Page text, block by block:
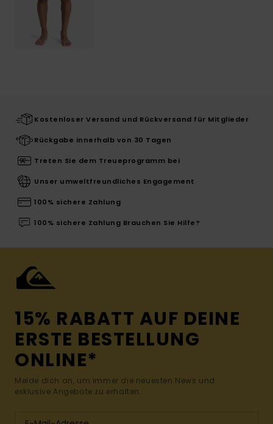
Kostenloser Versand und Rückversand für Mitglieder
Rückgabe innerhalb von 30 Tagen
Treten Sie dem Treueprogramm bei
Unser umweltfreundliches Engagement
100% sichere Zahlung
100% sichere Zahlung Brauchen Sie Hilfe?
15% RABATT AUF DEINE
ERSTE BESTELLUNG
ONLINE*
Melde dich an, um immer die neuesten News und
exklusive Angebote zu erhalten.